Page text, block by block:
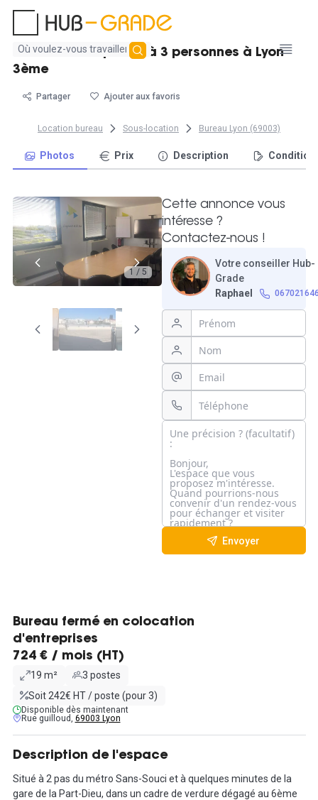
Aucun
résultat
Bureau fermé pour 2 à 3 personnes à Lyon
3ème
Partager Ajouter aux favoris
Location bureau Sous-location Bureau Lyon (69003)
Photos Prix Description
1 / 5
Cette annonce vous
intéresse ?
Contactez-nous !
Votre conseiller Hub-
Grade
Raphael
Envoyer
Bureau fermé en colocation
d'entreprises
724 € / mois (HT)
19 m²
3 postes
Soit 242€ HT / poste (pour 3)
Disponible dès maintenant
Rue guilloud, 69003 Lyon
Description de l'espace
Situé à 2 pas du métro Sans-Souci et à quelques minutes de la
gare de la Part-Dieu, dans un cadre de verdure dégagé au 6ème